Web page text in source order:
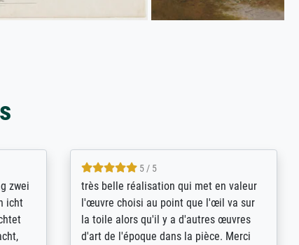
to
best
the
5 / 5
eine große Auswahl an Bildern und
deren Reproduktionsmöglichkeiten;
wurde sehr gut durch die einzelnen
Bestellkriterien geführt, verständliche